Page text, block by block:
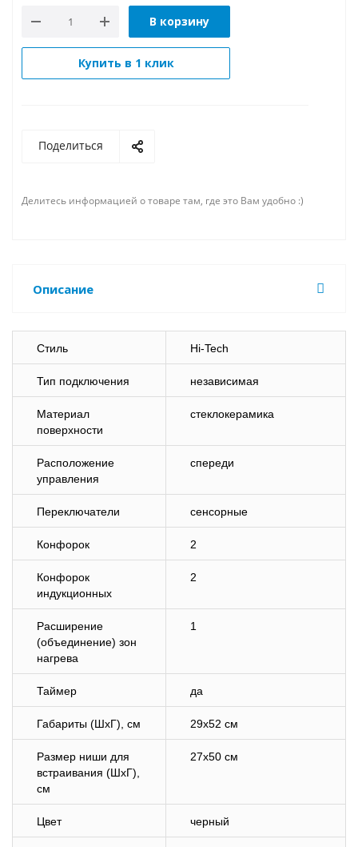
В корзину
Купить в 1 клик
Поделиться
Делитесь информацией о товаре там, где это Вам удобно :)
Описание
Стиль Hi-Tech
Тип подключения независимая
Материал
поверхности
стеклокерамика
Расположение
управления
спереди
Переключатели сенсорные
Конфорок 2
Конфорок
индукционных
2
Расширение
(объединение) зон
нагрева
1
Таймер да
Габариты (ШхГ), см 29х52 см
Размер ниши для
встраивания (ШхГ),
см
27х50 см
Цвет черный